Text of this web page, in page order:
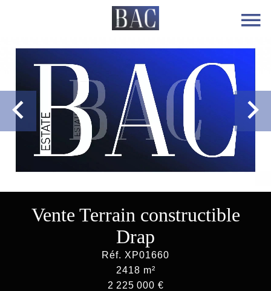
Vente Terrain constructible
Drap
Réf. XP01660
2418 m²
2 225 000 €